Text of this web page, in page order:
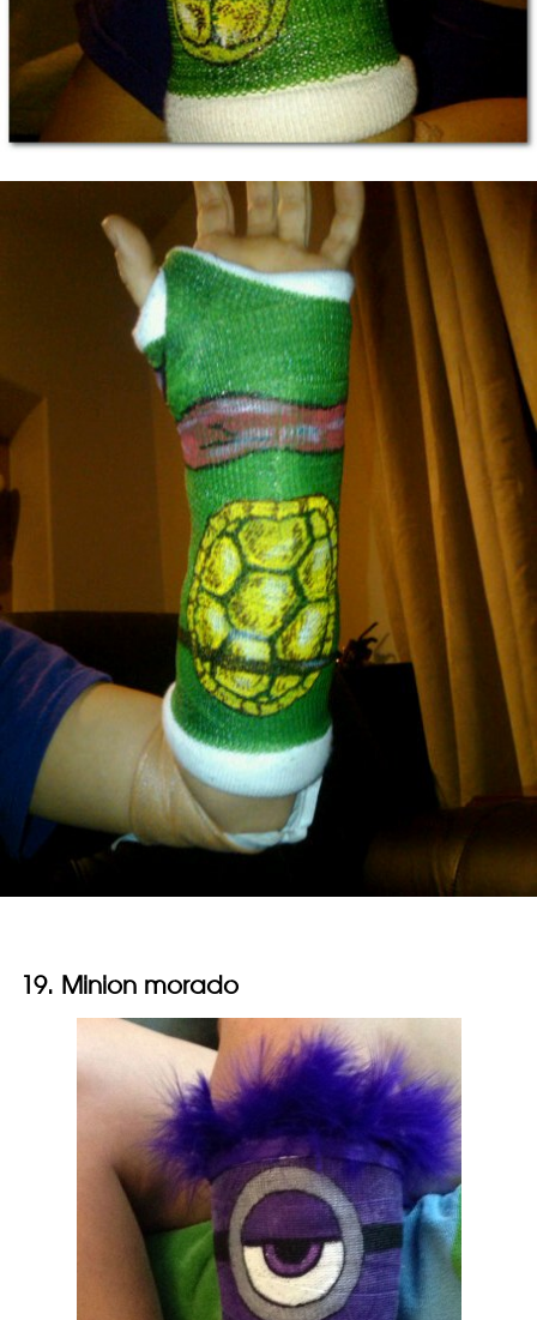
19. Minion morado